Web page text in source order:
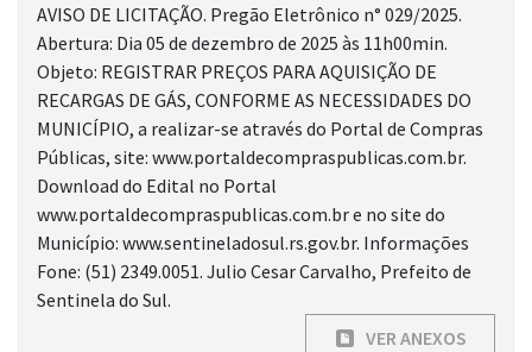
AVISO DE LICITAÇÃO. Pregão Eletrônico n° 029/2025.
Abertura: Dia 05 de dezembro de 2025 às 11h00min.
Objeto: REGISTRAR PREÇOS PARA AQUISIÇÃO DE
RECARGAS DE GÁS, CONFORME AS NECESSIDADES DO
MUNICÍPIO, a realizar-se através do Portal de Compras
Públicas, site: www.portaldecompraspublicas.com.br.
Download do Edital no Portal
www.portaldecompraspublicas.com.br e no site do
Município: www.sentineladosul.rs.gov.br. Informações
Fone: (51) 2349.0051. Julio Cesar Carvalho, Prefeito de
Sentinela do Sul.
VER ANEXOS